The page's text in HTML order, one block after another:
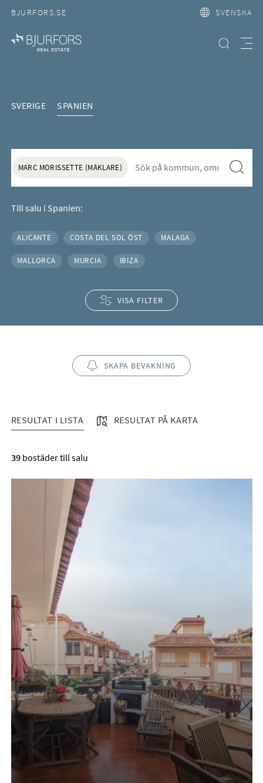
BJURFORS.SE SVENSKA
Hitta bostad
SVERIGE SPANIEN
MARC MORISSETTE (MÄKLARE)
Till salu i Spanien:
ALICANTE COSTA DEL SOL ÖST MALAGA
MALLORCA MURCIA IBIZA
VISA FILTER
SKAPA BEVAKNING
Köpa hus eller lägenhet i
RESULTAT I LISTA RESULTAT PÅ KARTA
39bostäder till salu